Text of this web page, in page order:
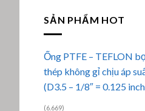
SẢN PHẨM HOT
Ống PTFE – TEFLON
thép không gỉ chịu áp
(D3.5 – 1/8″ = 0.125
(6.669)